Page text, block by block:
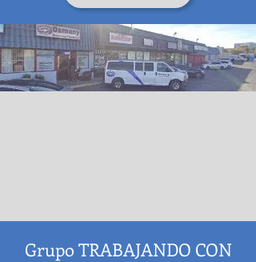
Grupo TRABAJANDO CON